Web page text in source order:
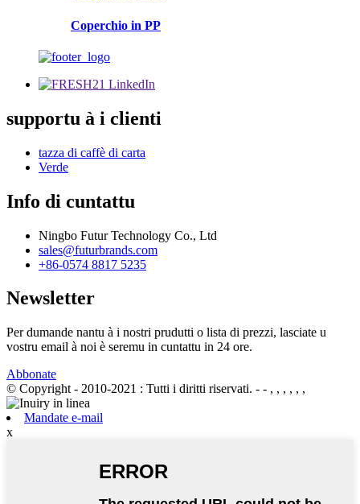
Coperchio in PP
supportu à i clienti
tazza di caffè di carta
Verde
Info di cuntattu
Ningbo Futur Technology Co., Ltd
sales@futurbrands.com
+86-0574 8817 5235
Newsletter
Per dumande nantu à i nostri prudutti o lista di prezzi, lasciate u
vostru email à noi è seremu in cuntattu in 24 ore.
Abbonate
© Copyright - 2010-2021 : Tutti i diritti riservati. - - , , , , , ,
Mandate e-mail
x